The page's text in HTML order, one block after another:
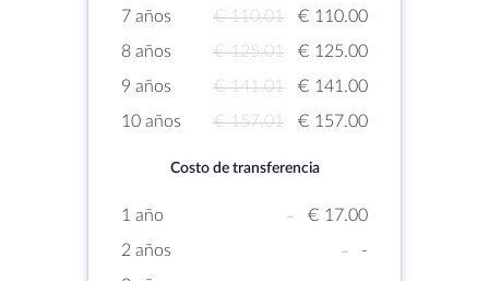
7 años
€ 110.01
€ 110.00
8 años
€ 125.01
€ 125.00
9 años
€ 141.01
€ 141.00
10 años
€ 157.01 € 157.00
Costo de transferencia
1 año -
€ 17.00
2 años
-
-